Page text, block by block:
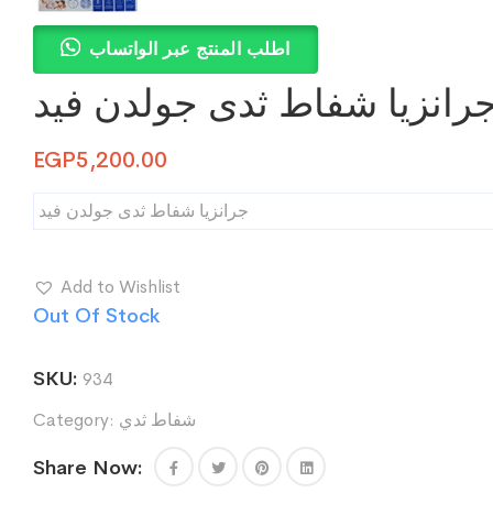
اطلب المنتج عبر الواتساب
شفاط ثدى جولدن فيد
EGP5,200.00
جرانزيا شفاط ثدى جولدن فيد
Add to Wishlist
Out Of Stock
SKU: 934
Category: شفاط ثدي
Share Now: